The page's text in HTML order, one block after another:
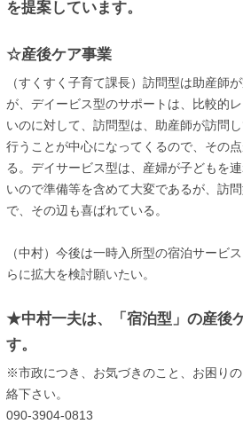
を提案しています。
☆産後ケア事業
（すくすく子育て課長）訪問型は助産師
が、デイービス型のサポートは、比較的
いのに対して、訪問型は、助産師が訪問
行うことが中心になってくるので、その
る。デイサービス型は、産婦が子どもを
いので準備等を含めて大変であるが、訪
で、その辺も喜ばれている。
（中村）今後は一時入所型の宿泊サービ
らに拡大を検討願いたい。
★中村一夫は、「宿泊型」の産後
す。
※市政につき、お気づきのこと、お困り
絡下さい。
090-3904-0813